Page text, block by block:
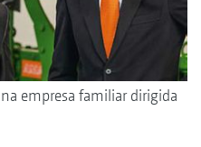
empresa familiar dirigida